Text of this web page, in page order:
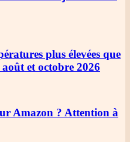
plus élevées que
et octobre 2026
Amazon ? Attention à